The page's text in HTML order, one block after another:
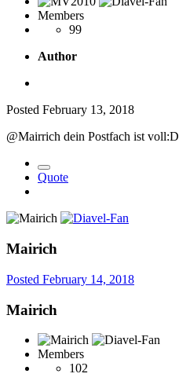
Members
99
Author
Posted February 13, 2018
@Mairrich dein Postfach ist voll:D
Quote
Mairich
Posted February 14, 2018
Mairich
Members
102